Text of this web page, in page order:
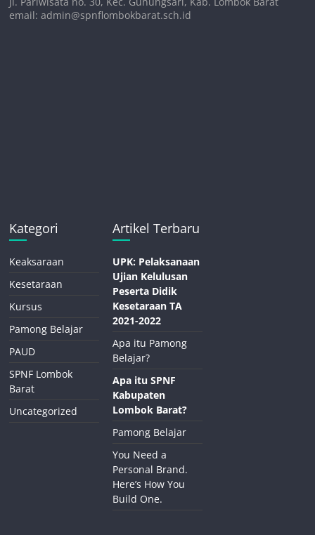
email: admin@spnflombokbarat.sch.id
Kategori
Keaksaraan
Kesetaraan
Kursus
Pamong Belajar
PAUD
SPNF Lombok
Barat
Uncategorized
Artikel Terbaru
UPK: Pelaksanaan
Ujian Kelulusan
Peserta Didik
Kesetaraan TA
2021-2022
Apa itu Pamong
Belajar?
Apa itu SPNF
Kabupaten
Lombok Barat?
Pamong Belajar
You Need a
Personal Brand.
Here’s How You
Build One.